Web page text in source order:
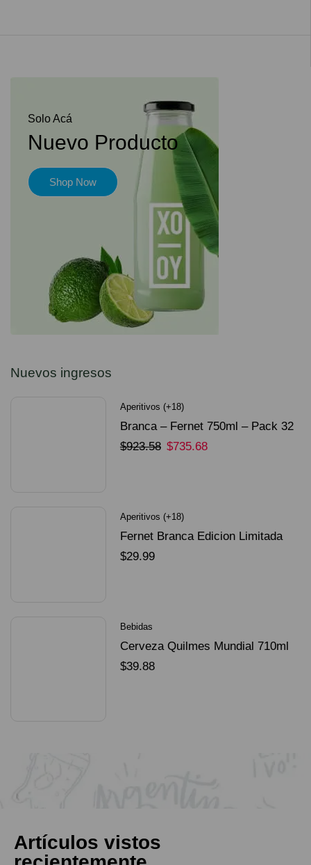
Solo Acá
Nuevo Producto
Shop Now
Nuevos ingresos
Aperitivos (+18)
Branca – Fernet 750ml – Pack 32
Unidades
$923.58 $735.68
Aperitivos (+18)
Fernet Branca Edicion Limitada
Dorado Mundial
$29.99
Bebidas
Cerveza Quilmes Mundial 710ml
packX4
$39.88
Artículos vistos